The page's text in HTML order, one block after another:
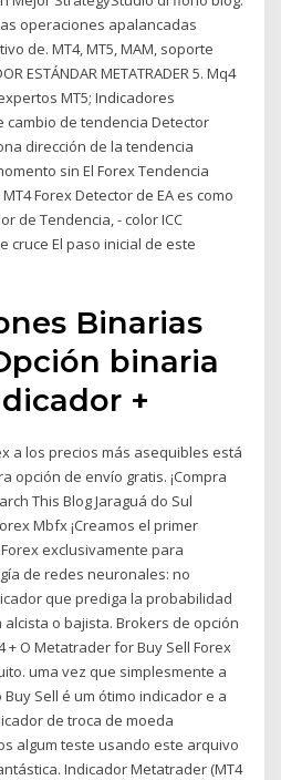
operaciones apalancadas
de. MT4, MT5, MAM, soporte
ESTÁNDAR METATRADER 5. Mq4
MT5; Indicadores
cambio de tendencia Detector
dirección de la tendencia
sin El Forex Tendencia
Forex Detector de EA es como
de Tendencia, - color ICC
cruce El paso inicial de este
Binarias
binaria
+
a los precios más asequibles está
opción de envío gratis. ¡Compra
This Blog Jaraguá do Sul
Mbfx ¡Creamos el primer
exclusivamente para
de redes neuronales: no
que prediga la probabilidad
o bajista. Brokers de opción
+ O Metatrader for Buy Sell Forex
uma vez que simplesmente a
Sell é um ótimo indicador e a
de troca de moeda
algum teste usando este arquivo
Indicador Metatrader (MT4